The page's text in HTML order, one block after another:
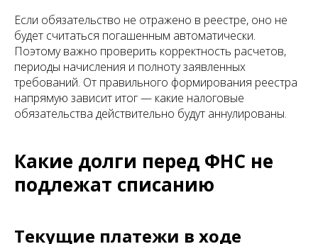
Если обязательство не отражено в реестре, оно не
будет считаться погашенным автоматически.
Поэтому важно проверить корректность расчетов,
периоды начисления и полноту заявленных
требований. От правильного формирования реестра
напрямую зависит итог — какие налоговые
обязательства действительно будут аннулированы.
Какие долги перед ФНС не
подлежат списанию
Текущие платежи в ходе